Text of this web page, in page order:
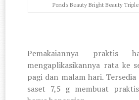
Pond's Beauty Bright Beauty
Pemakaiannya praktis
mengaplikasikannya rata ke
pagi dan malam hari. Tersedia
saset 7,5 g membuat